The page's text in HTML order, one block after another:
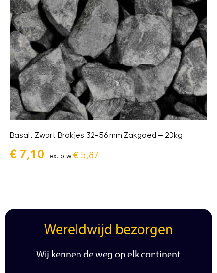
Basalt Zwart Brokjes 32-56 mm Zakgoed – 20kg
€ 7,10 ex. btw € 5,87
Wereldwijd bezorgen
Wij kennen de weg op elk continent